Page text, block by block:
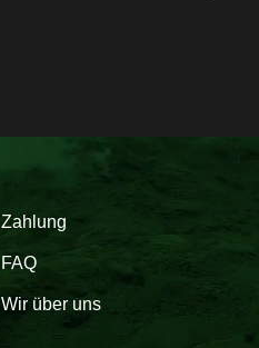
Zahlung
FAQ
Wir über uns